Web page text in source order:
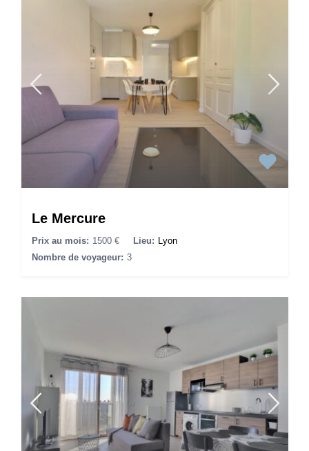
Le Mercure
Prix au mois: 1500 € Lieu: Lyon
Nombre de voyageur: 3